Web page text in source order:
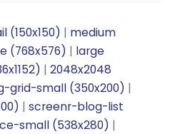
(150x150) | medium
(768x576) | large
|2048x2048
grid-small (350x200) |
|screenr-blog-list
small (538x280) |